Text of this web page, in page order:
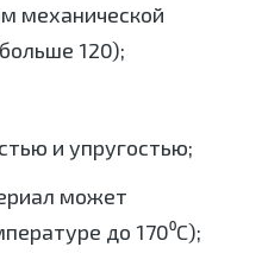
механической
120);
и упругостью;
может
до 170⁰C);